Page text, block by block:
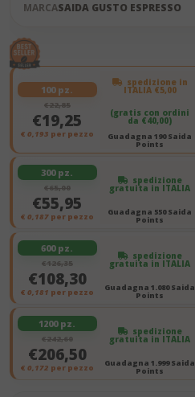
MARCASAIDA GUSTO ESPRESSO
100 pz.
€22,85
€19,25
€ 0,193 per pezzo
spedizione in
ITALIA €5,00
(gratis con ordini
da €40,00)
Guadagna 190 Saida
Points
300 pz.
€65,00
€55,95
€ 0,187per pezzo
spedizione
gratuita in ITALIA
Guadagna 550 Saida
Points
600 pz.
€126,35
€108,30
€ 0,181 per pezzo
spedizione
gratuita in ITALIA
Guadagna 1.080 Saida
Points
1200 pz.
€242,60
€206,50
€ 0,172 per pezzo
spedizione
gratuita in ITALIA
Guadagna 1.999 Saida
Points